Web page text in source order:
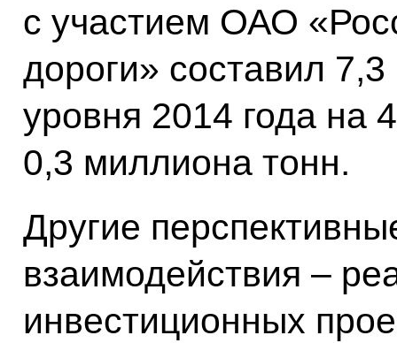
с участием ОАО
дороги» составил
уровня 2014 года на
0,3 миллиона тонн.
Другие
взаимодействия –
инвестиционных